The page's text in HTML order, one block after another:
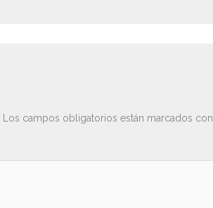
Los campos obligatorios están marcados con